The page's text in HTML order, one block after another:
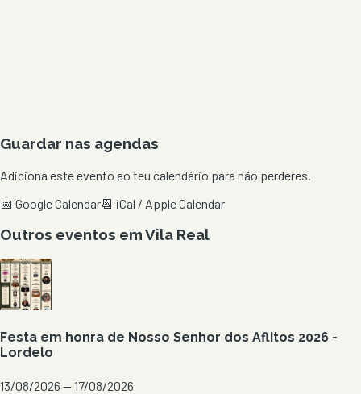
Guardar nas agendas
Adiciona este evento ao teu calendário para não perderes.
📅 Google Calendar📆 iCal / Apple Calendar
Outros eventos emVila Real
Festa em honra de Nosso Senhor dos Aflitos 2026 -
Lordelo
13/08/2026 — 17/08/2026